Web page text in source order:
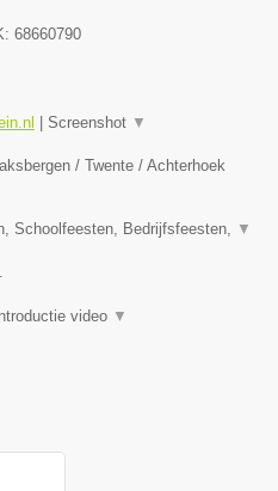
68660790
Screenshot ▼
/ Twente / Achterhoek
Schoolfeesten, Bedrijfsfeesten, ▼
Introductie video ▼